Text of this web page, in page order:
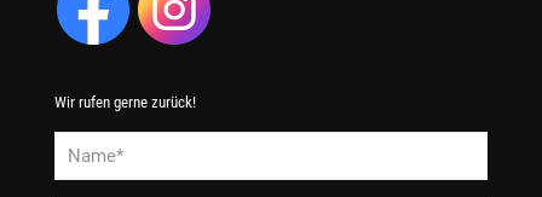
Wir rufen gerne zurück!